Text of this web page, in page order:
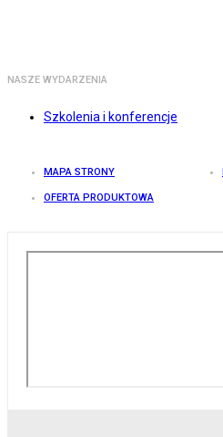
NASZE WYDARZENIA
Szkolenia i konferencje
MAPA STRONY
OFERTA PRODUKTOWA